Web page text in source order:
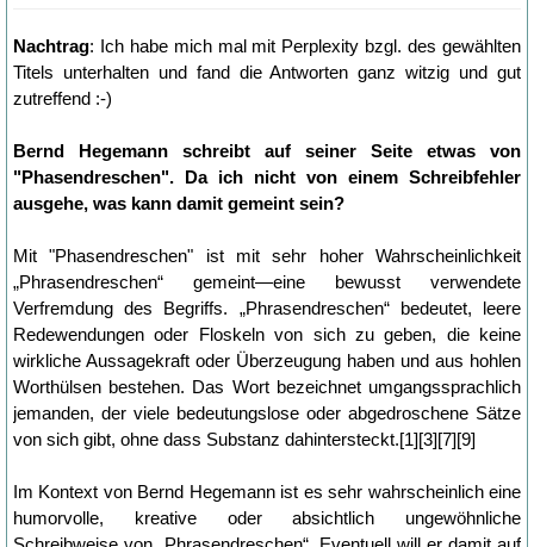
Nachtrag: Ich habe mich mal mit Perplexity bzgl. des gewählten
Titels unterhalten und fand die Antworten ganz witzig und gut
zutreffend :-)
Bernd Hegemann schreibt auf seiner Seite etwas von
"Phasendreschen". Da ich nicht von einem Schreibfehler
ausgehe, was kann damit gemeint sein?
Mit "Phasendreschen" ist mit sehr hoher Wahrscheinlichkeit
„Phrasendreschen“ gemeint—eine bewusst verwendete
Verfremdung des Begriffs. „Phrasendreschen“ bedeutet, leere
Redewendungen oder Floskeln von sich zu geben, die keine
wirkliche Aussagekraft oder Überzeugung haben und aus hohlen
Worthülsen bestehen. Das Wort bezeichnet umgangssprachlich
jemanden, der viele bedeutungslose oder abgedroschene Sätze
von sich gibt, ohne dass Substanz dahintersteckt.[1][3][7][9]
Im Kontext von Bernd Hegemann ist es sehr wahrscheinlich eine
humorvolle, kreative oder absichtlich ungewöhnliche